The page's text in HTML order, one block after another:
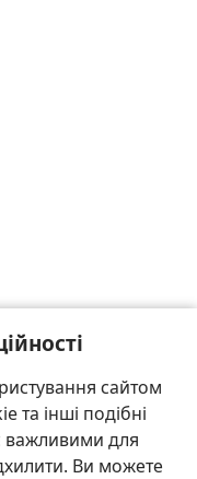
сайтом
та інші подібні
важливими для
Ви можете